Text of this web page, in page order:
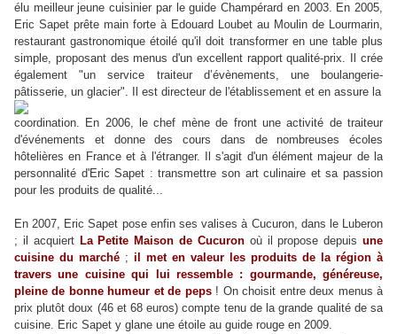
élu meilleur jeune cuisinier par le guide Champérard en 2003. En 2005,
Eric Sapet prête main forte à Edouard Loubet au Moulin de Lourmarin,
restaurant gastronomique étoilé qu'il doit transformer en une table plus
simple, proposant des menus d'un excellent rapport qualité-prix. Il crée
également "un service traiteur d’évènements, une boulangerie-
pâtisserie, un glacier". Il est directeur de l'établissement et en assure la
coordination. En 2006, le chef mène de front une activité de traiteur
d'événements et donne des cours dans de nombreuses écoles
hôtelières en France et à l'étranger. Il s'agit d'un élément majeur de la
personnalité d'Eric Sapet : transmettre son art culinaire et sa passion
pour les produits de qualité...
En 2007, Eric Sapet pose enfin ses valises à Cucuron, dans le Luberon
; il acquiert La Petite Maison de Cucuronoù il propose depuisune
cuisine du marché ; il met en valeur les produits de la région à
travers une cuisine qui lui ressemble : gourmande, généreuse,
pleine de bonne humeur et de peps! On choisit entre deux menus à
prix plutôt doux (46 et 68 euros) compte tenu de la grande qualité de sa
cuisine. Eric Sapet y glane une étoile au guide rouge en 2009.